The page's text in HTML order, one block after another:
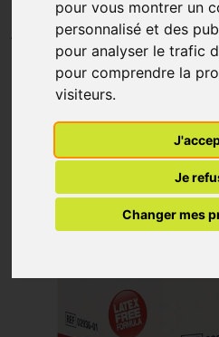
pour vous montrer un
personnalisé et des
pour analyser le trafic
pour comprendre la
visiteurs.
Je
Changer mes
BSN MEDICAL